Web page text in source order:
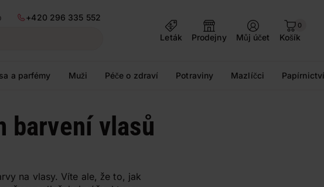
+420 296 335 552
Leták
Prodejny Můj účet
0
Košík
a parfémy Muži Péče o zdraví Potraviny Mazlíčci
barvení vlasů
na vlasy. Víte ale, že to, jak